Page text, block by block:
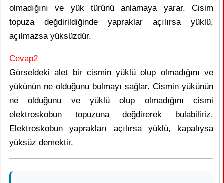
olmadığını ve yük türünü anlamaya yarar. Cisim
topuza değdirildiğinde yapraklar açılırsa yüklü,
açılmazsa yüksüzdür.
Cevap2
Görseldeki alet bir cismin yüklü olup olmadığını ve
yükünün ne olduğunu bulmayı sağlar. Cismin yükünün
ne olduğunu ve yüklü olup olmadığını cismi
elektroskobun topuzuna değdirerek bulabiliriz.
Elektroskobun yaprakları açılırsa yüklü, kapalıysa
yüksüz demektir.